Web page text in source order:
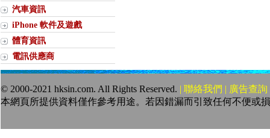
汽車資訊
iPhone 軟件及遊戲
體育資訊
電訊供應商
© 2000-2021 hksin.com. All Rights Reserved. | 聯絡我們 | 廣告查詢
本網頁所提供資料僅作參考用途。若因錯漏而引致任何不便或